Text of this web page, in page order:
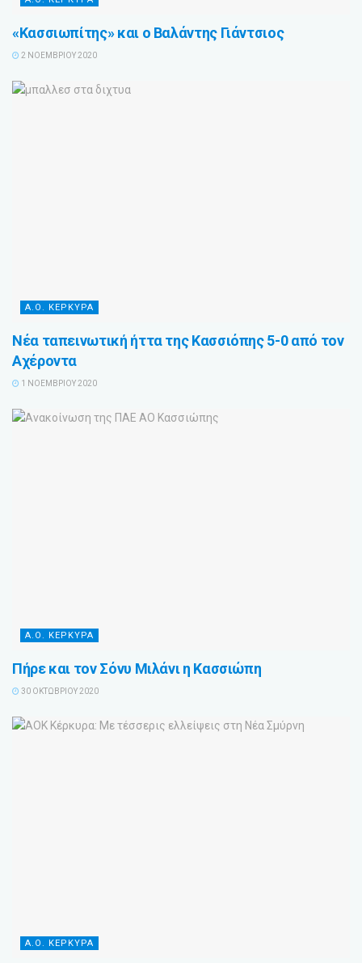
«Κασσιωπίτης» και ο Βαλάντης Γιάντσιος
2 ΝΟΕΜΒΡΊΟΥ 2020
Α.Ο. ΚΕΡΚΥΡΑ
Νέα ταπεινωτική ήττα της Κασσιόπης 5-0 από τον
Αχέροντα
1 ΝΟΕΜΒΡΊΟΥ 2020
Α.Ο. ΚΕΡΚΥΡΑ
Πήρε και τον Σόνυ Μιλάνι η Κασσιώπη
30 ΟΚΤΩΒΡΊΟΥ 2020
Α.Ο. ΚΕΡΚΥΡΑ